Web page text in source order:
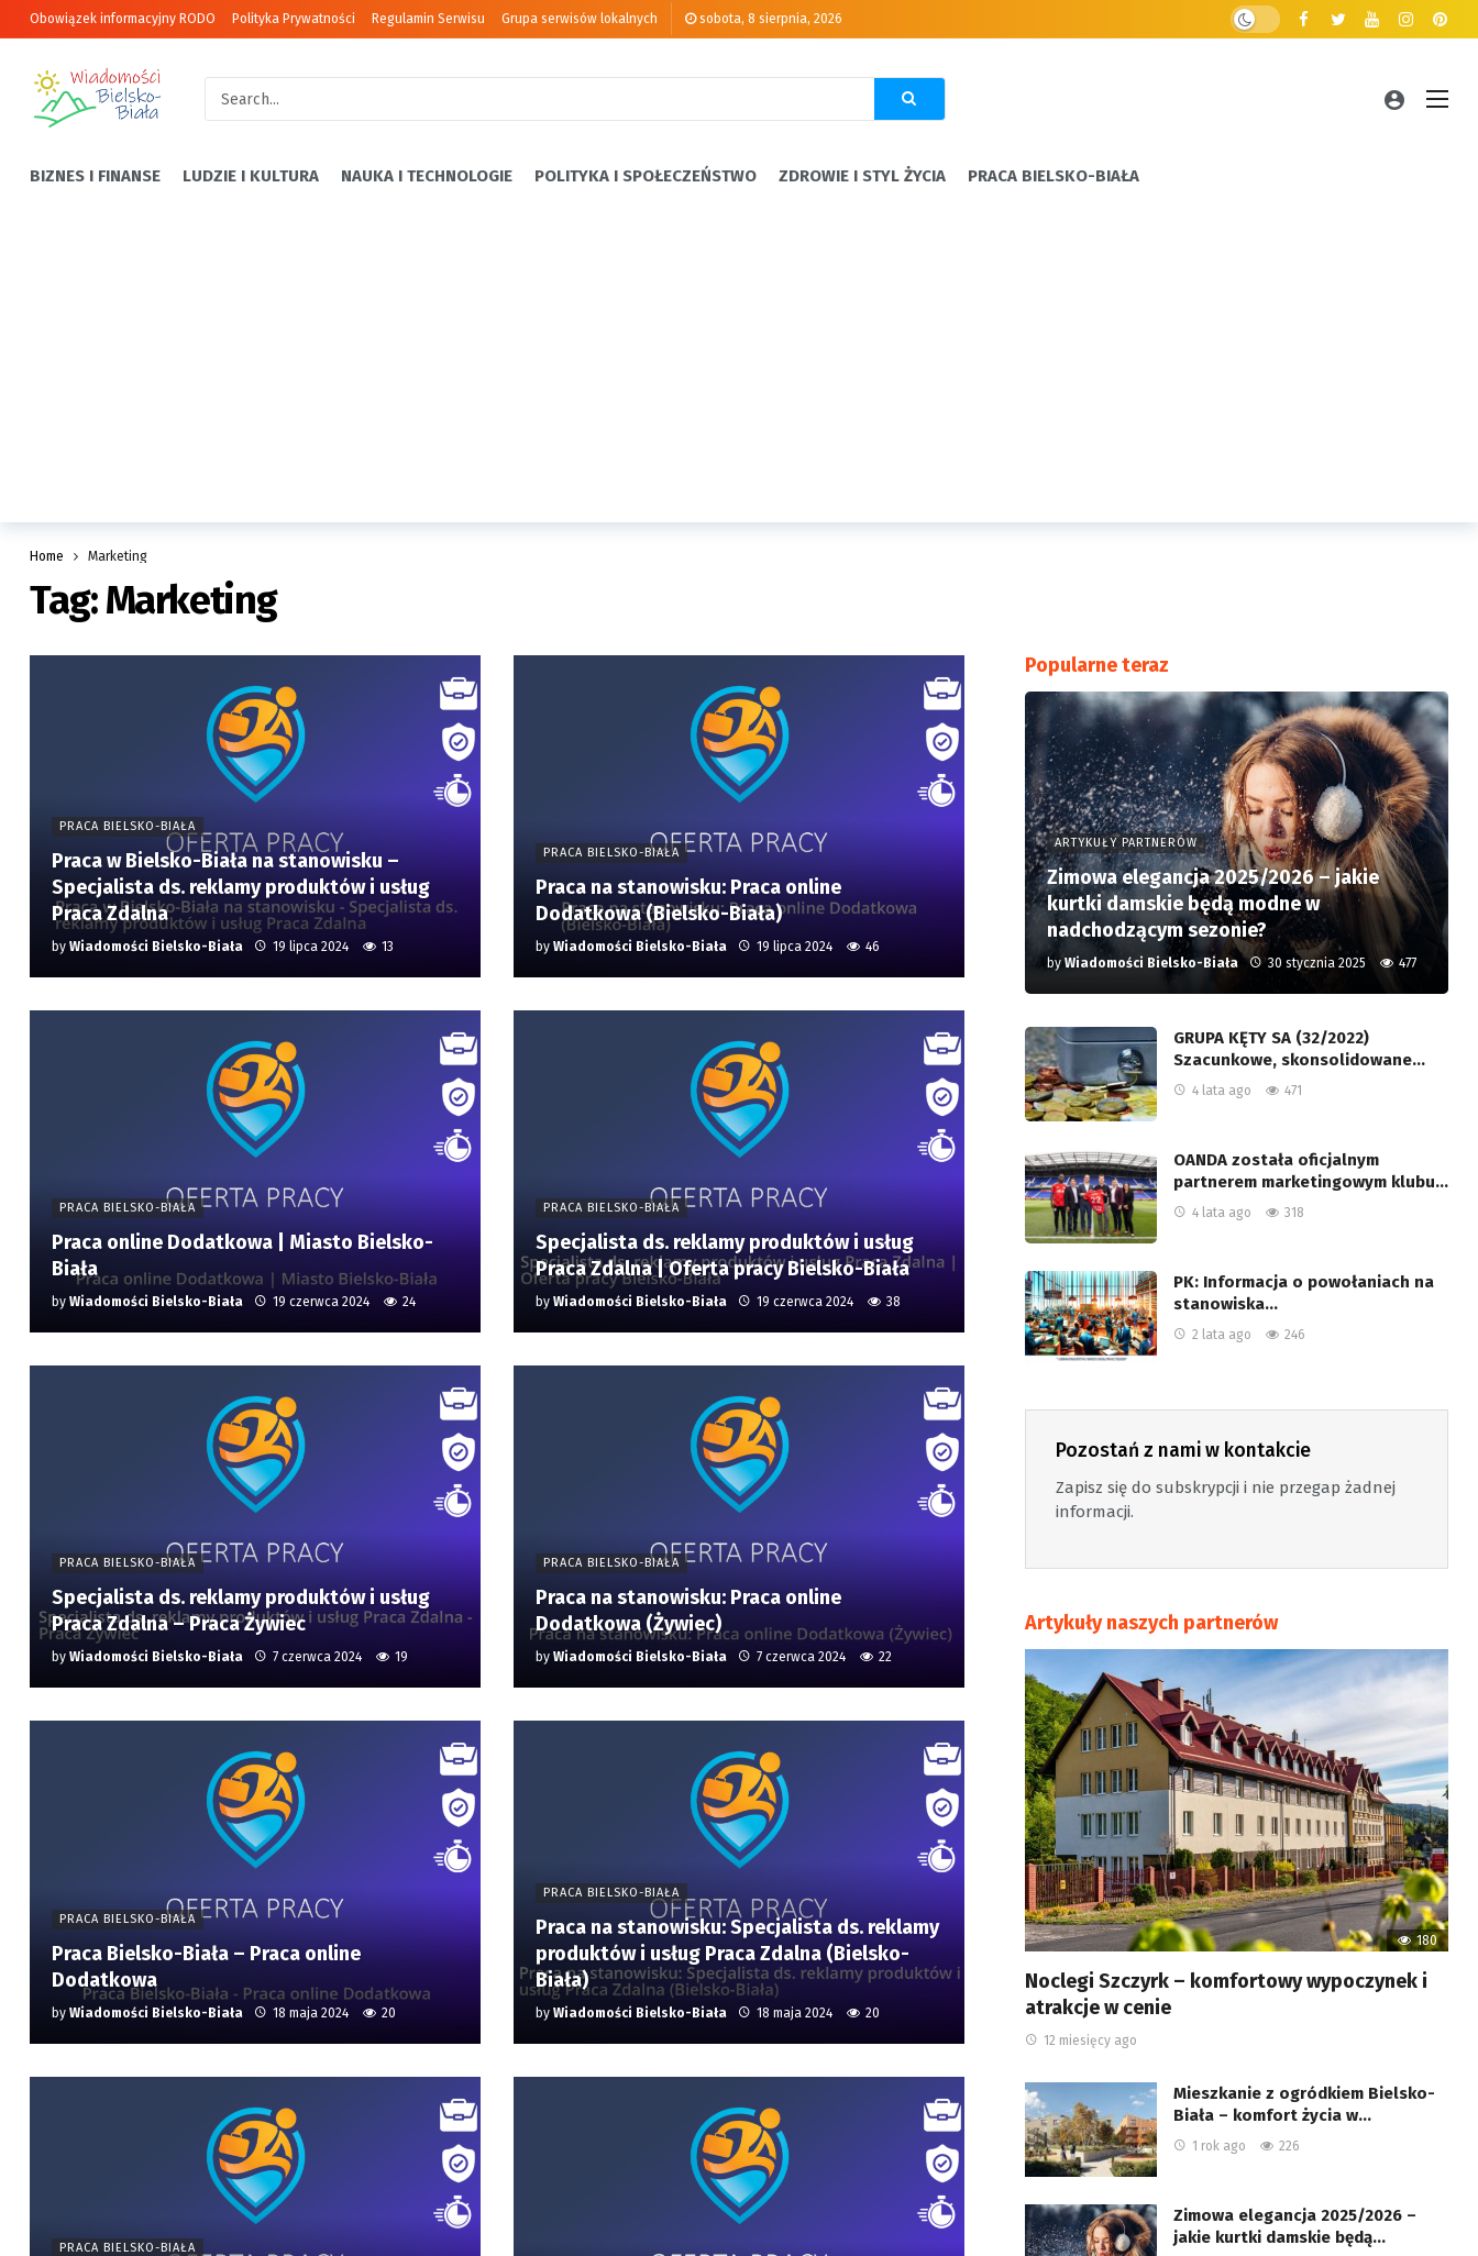
Obowiązek informacyjny RODO Polityka Prywatności Regulamin Serwisu Grupa serwisów lokalnych sobota, 8 sierpnia, 2026
BIZNES I FINANSE LUDZIE I KULTURA NAUKA I TECHNOLOGIE POLITYKA I SPOŁECZEŃSTWO ZDROWIE I STYL ŻYCIA PRACA BIELSKO-BIAŁA
Home Marketing
Tag:Marketing
PRACA BIELSKO-BIAŁA
Praca w Bielsko-Biała na stanowisku –
Specjalista ds. reklamy produktów i usług
Praca Zdalna
by Wiadomości Bielsko-Biała 19 lipca 2024 13
PRACA BIELSKO-BIAŁA
Praca na stanowisku: Praca online
Dodatkowa (Bielsko-Biała)
by Wiadomości Bielsko-Biała 19 lipca 2024 46
PRACA BIELSKO-BIAŁA
Praca online Dodatkowa | Miasto Bielsko-
Biała
by Wiadomości Bielsko-Biała 19 czerwca 2024 24
PRACA BIELSKO-BIAŁA
Specjalista ds. reklamy produktów i usług
Praca Zdalna | Oferta pracy Bielsko-Biała
by Wiadomości Bielsko-Biała 19 czerwca 2024 38
PRACA BIELSKO-BIAŁA
Specjalista ds. reklamy produktów i usług
Praca Zdalna – Praca Żywiec
by Wiadomości Bielsko-Biała 7 czerwca 2024 19
PRACA BIELSKO-BIAŁA
Praca na stanowisku: Praca online
Dodatkowa (Żywiec)
by Wiadomości Bielsko-Biała 7 czerwca 2024 22
PRACA BIELSKO-BIAŁA
Praca Bielsko-Biała – Praca online
Dodatkowa
by Wiadomości Bielsko-Biała 18 maja 2024 20
PRACA BIELSKO-BIAŁA
Praca na stanowisku: Specjalista ds. reklamy
produktów i usług Praca Zdalna (Bielsko-
Biała)
by Wiadomości Bielsko-Biała 18 maja 2024 20
PRACA BIELSKO-BIAŁA
Popularne teraz
ARTYKUŁY PARTNERÓW
Zimowa elegancja 2025/2026 – jakie
kurtki damskie będą modne w
nadchodzącym sezonie?
byWiadomości Bielsko-Biała 30 stycznia 2025 477
GRUPA KĘTY SA (32/2022)
Szacunkowe, skonsolidowane…
4 lata ago 471
OANDA została oficjalnym
partnerem marketingowym klubu…
4 lata ago 318
PK: Informacja o powołaniach na
stanowiska…
2 lata ago 246
Pozostań z nami w kontakcie
Zapisz się do subskrypcji i nie przegap żadnej
informacji.
Artykuły naszych partnerów
180
Noclegi Szczyrk – komfortowy wypoczynek i
atrakcje w cenie
12 miesięcy ago
Mieszkanie z ogródkiem Bielsko-
Biała – komfort życia w…
1 rok ago 226
Zimowa elegancja 2025/2026 –
jakie kurtki damskie będą…